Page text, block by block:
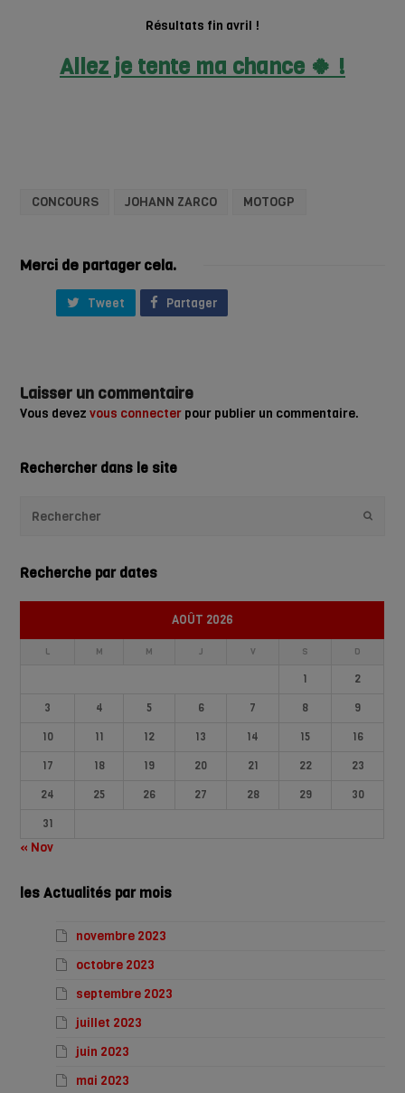
Résultats fin avril !
Allez je tente ma chance 🍀 !
CONCOURS JOHANN ZARCO MOTOGP
Merci de partager cela.
Tweet Partager
Laisser un commentaire
Vous devezvous connecter pour publier un commentaire.
Rechercher dans le site
Recherche par dates
AOÛT 2026
L M M J V S D
1
2
3
4 5 6 7 8
9
10
11 12 13 14 15
16
17
18 19 20 21 22
23
24
25 26 27 28 29
30
31
« Nov
les Actualités par mois
novembre 2023
octobre 2023
septembre 2023
juillet 2023
juin 2023
mai 2023